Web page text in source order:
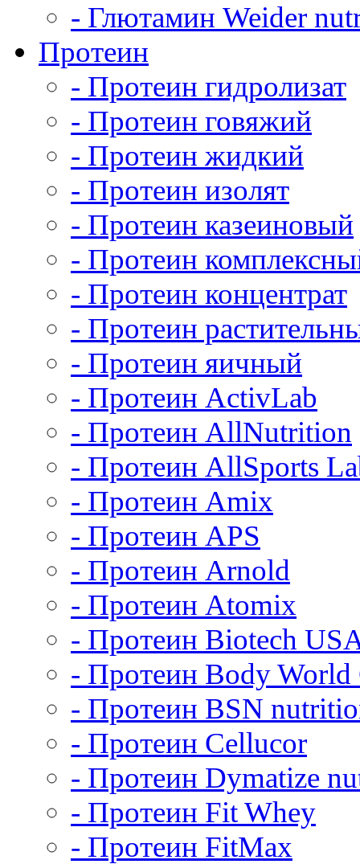
- Глютамин Weider
Протеин
- Протеин гидролизат
- Протеин говяжий
- Протеин жидкий
- Протеин изолят
- Протеин казеиновый
- Протеин
- Протеин концентрат
- Протеин
- Протеин яичный
- Протеин ActivLab
- Протеин AllNutrition
- Протеин AllSports
- Протеин Amix
- Протеин APS
- Протеин Arnold
- Протеин Atomix
- Протеин Biotech
- Протеин Body World
- Протеин BSN
- Протеин Cellucor
- Протеин Dymatize
- Протеин Fit Whey
- Протеин FitMax